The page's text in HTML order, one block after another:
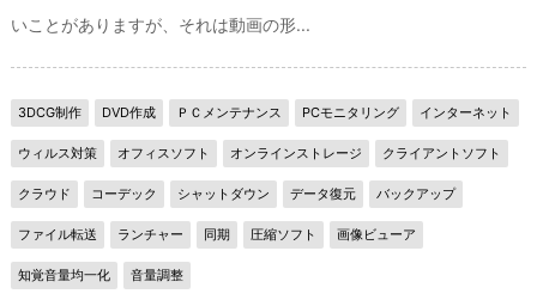
いことがありますが、それは動画の形...
3DCG制作 DVD作成 ＰＣメンテナンス PCモニタリング インターネット
ウィルス対策 オフィスソフト オンラインストレージ クライアントソフト
クラウド コーデック シャットダウン データ復元 バックアップ
ファイル転送 ランチャー 同期 圧縮ソフト 画像ビューア
知覚音量均一化 音量調整